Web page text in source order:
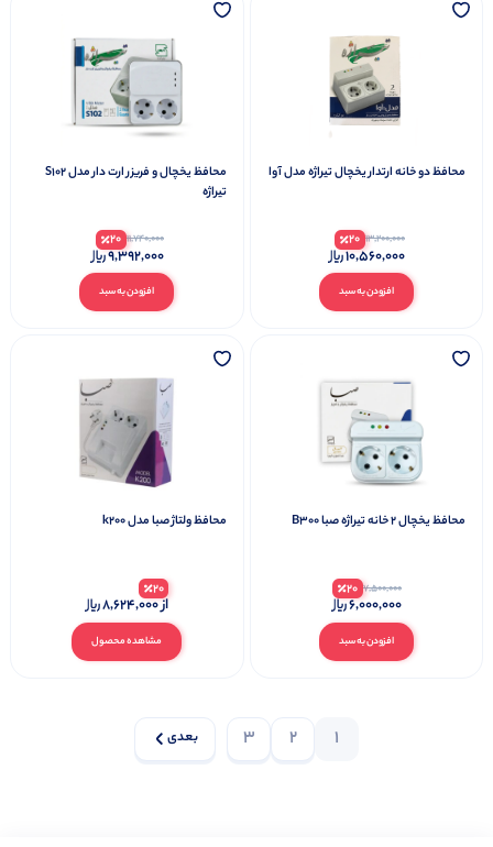
محافظ دو خانه ارتدار یخچال تیراژه مدل آوا
افزودن به سبد
13,200,000
20
10,560,000
محافظ یخچال و فریزر ارت دار مدل S102
تیراژه
افزودن به سبد
11,740,000
20
9,392,000
محافظ یخچال 2 خانه تیراژه صبا B300
افزودن به سبد
7,500,000
20
6,000,000
محافظ ولتاژ صبا مدل k200
مشاهده محصول
20
از8,624,000
1
2
3 بعدی